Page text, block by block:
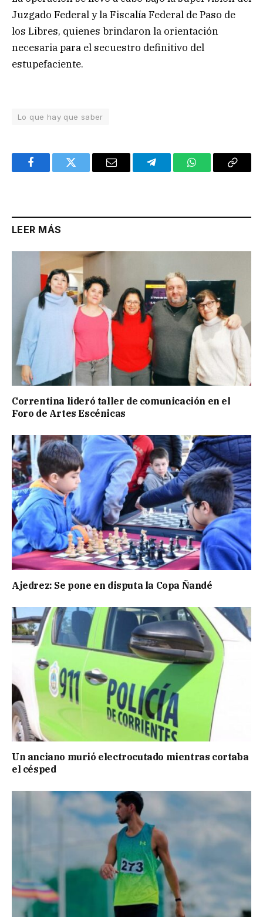
Juzgado Federal y la Fiscalía Federal de Paso de
los Libres, quienes brindaron la orientación
necesaria para el secuestro definitivo del
estupefaciente.
Lo que hay que saber
FacebookTwitter Email TelegramWhatsAppCopy
LEER MÁS
Correntina lideró taller de comunicación en el
Foro de Artes Escénicas
Ajedrez: Se pone en disputa la Copa Ñandé
Un anciano murió electrocutado mientras cortaba
el césped